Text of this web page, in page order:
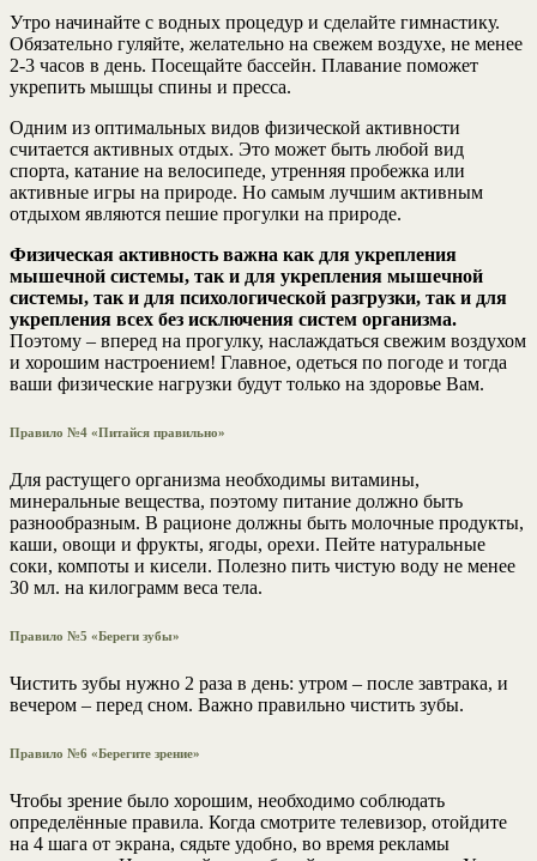
Утро начинайте с водных процедур и сделайте гимнастику.
Обязательно гуляйте, желательно на свежем воздухе, не менее
2-3 часов в день. Посещайте бассейн. Плавание поможет
укрепить мышцы спины и пресса.
Одним из оптимальных видов физической активности
считается активных отдых. Это может быть любой вид
спорта, катание на велосипеде, утренняя пробежка или
активные игры на природе. Но самым лучшим активным
отдыхом являются пешие прогулки на природе.
Физическая активность важна как для укрепления
мышечной системы, так и для укрепления мышечной
системы, так и для психологической разгрузки, так и для
укрепления всех без исключения систем организма.
Поэтому – вперед на прогулку, наслаждаться свежим воздухом
и хорошим настроением! Главное, одеться по погоде и тогда
ваши физические нагрузки будут только на здоровье Вам.
Правило №4 «Питайся правильно»
Для растущего организма необходимы витамины,
минеральные вещества, поэтому питание должно быть
разнообразным. В рационе должны быть молочные продукты,
каши, овощи и фрукты, ягоды, орехи. Пейте натуральные
соки, компоты и кисели. Полезно пить чистую воду не менее
30 мл. на килограмм веса тела.
Правило №5 «Береги зубы»
Чистить зубы нужно 2 раза в день: утром – после завтрака, и
вечером – перед сном. Важно правильно чистить зубы.
Правило №6 «Берегите зрение»
Чтобы зрение было хорошим, необходимо соблюдать
определённые правила. Когда смотрите телевизор, отойдите
на 4 шага от экрана, сядьте удобно, во время рекламы